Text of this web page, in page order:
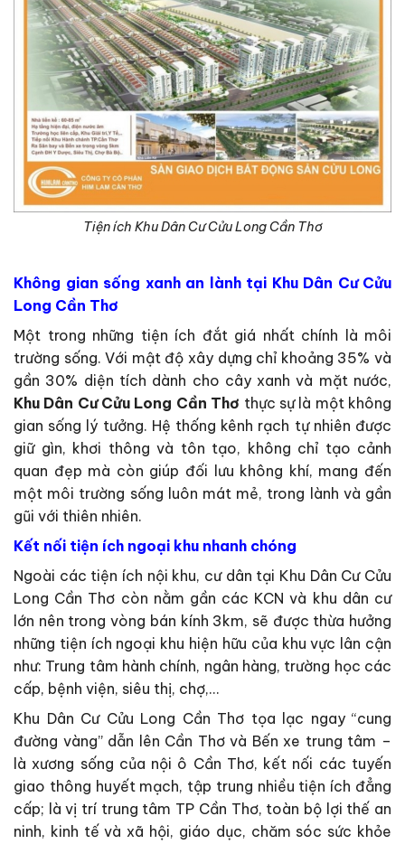
Tiện ích Khu Dân Cư Cửu Long Cần Thơ
Không gian sống xanh an lành tại Khu Dân Cư Cửu
Long Cần Thơ
Một trong những tiện ích đắt giá nhất chính là môi
trường sống. Với mật độ xây dựng chỉ khoảng 35% và
gần 30% diện tích dành cho cây xanh và mặt nước,
Khu Dân Cư Cửu Long Cần Thơ thực sự là một không
gian sống lý tưởng. Hệ thống kênh rạch tự nhiên được
giữ gìn, khơi thông và tôn tạo, không chỉ tạo cảnh
quan đẹp mà còn giúp đối lưu không khí, mang đến
một môi trường sống luôn mát mẻ, trong lành và gần
gũi với thiên nhiên.
Kết nối tiện ích ngoại khu nhanh chóng
Ngoài các tiện ích nội khu, cư dân tại Khu Dân Cư Cửu
Long Cần Thơ còn nằm gần các KCN và khu dân cư
lớn nên trong vòng bán kính 3km, sẽ được thừa hưởng
những tiện ích ngoại khu hiện hữu của khu vực lân cận
như: Trung tâm hành chính, ngân hàng, trường học các
cấp, bệnh viện, siêu thị, chợ,…
Khu Dân Cư Cửu Long Cần Thơ tọa lạc ngay “cung
đường vàng” dẫn lên Cần Thơ và Bến xe trung tâm –
là xương sống của nội ô Cần Thơ, kết nối các tuyến
giao thông huyết mạch, tập trung nhiều tiện ích đẳng
cấp; là vị trí trung tâm TP Cần Thơ, toàn bộ lợi thế an
ninh, kinh tế và xã hội, giáo dục, chăm sóc sức khỏe